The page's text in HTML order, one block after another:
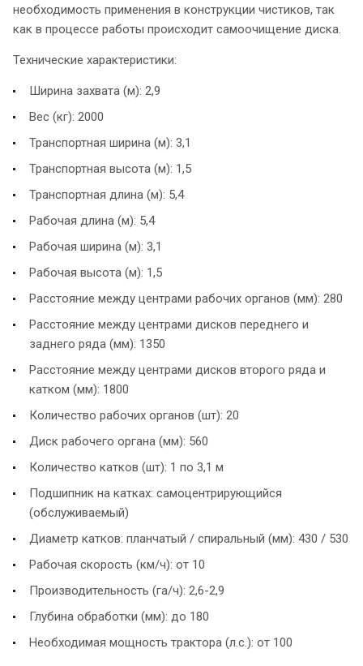
необходимость применения в конструкции чистиков, так
как в процессе работы происходит самоочищение диска.
Технические характеристики:
Ширина захвата (м): 2,9
Вес (кг): 2000
Транспортная ширина (м): 3,1
Транспортная высота (м): 1,5
Транспортная длина (м): 5,4
Рабочая длина (м): 5,4
Рабочая ширина (м): 3,1
Рабочая высота (м): 1,5
Расстояние между центрами рабочих органов (мм): 280
Расстояние между центрами дисков переднего и
заднего ряда (мм): 1350
Расстояние между центрами дисков второго ряда и
катком (мм): 1800
Количество рабочих органов (шт): 20
Диск рабочего органа (мм): 560
Количество катков (шт): 1 по 3,1 м
Подшипник на катках: самоцентрирующийся
(обслуживаемый)
Диаметр катков: планчатый / спиральный (мм): 430 / 530
Рабочая скорость (км/ч): от 10
Производительность (га/ч): 2,6-2,9
Глубина обработки (мм): до 180
Необходимая мощность трактора (л.с.): от 100